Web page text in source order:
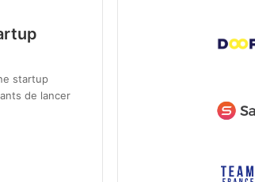
startup
de lancer